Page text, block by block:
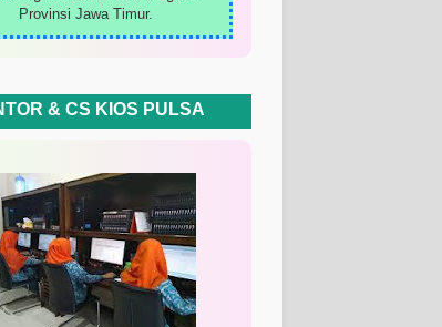
Provinsi Jawa Timur.
& CS KIOS PULSA